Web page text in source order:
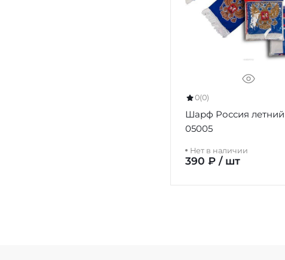
0(0)
Шарф Россия летний
05005
Нет в наличии
390 ₽ / шт